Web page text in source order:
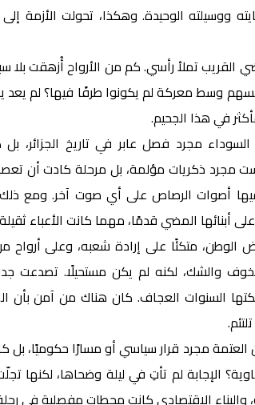
ووسيلته الوحيدة. وهكذا، تحولت الأزمة
القريب تملأ رأسي. كم من الأرواح أُزهقت
وسط معركة لم يكونوا طرفًا فيها؟ لم
في هذا الجحيم.
مجرد فصل عابر في تاريخ الجزائر، بل
مجرد ذكريات مؤلمة، بل مرحلة كادت أن
فيها أصوات الرصاص على أي صوت آخر. ومع ذلك،
أبنائها المضي قدمًا، مهما كانت الأعباء
متكئًا على إرادة شعبه، وعلى أرواح
والشك، لكنه لم يكن مستحيلًا. تصدعت
السنوات العجاف. كان هناك من آمن بأن
مجرد قرار سياسي أو مسارًا حكوميًا، بل
الإجابة لم تأتِ في ليلة وضحاها، لكنها
والبناء الاقتصادي كانت محطات مفصلية في